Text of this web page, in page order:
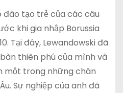
tạo trẻ của các câu
khi gia nhập Borussia
Tại đây, Lewandowski đã
thiên phú của mình và
một trong những chân
Sự nghiệp của anh đã